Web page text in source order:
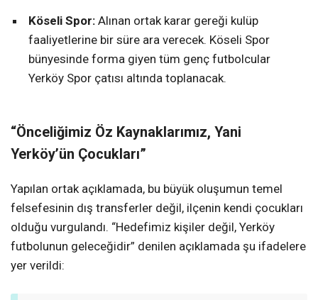
Köseli Spor: Alınan ortak karar gereği kulüp
faaliyetlerine bir süre ara verecek. Köseli Spor
bünyesinde forma giyen tüm genç futbolcular
Yerköy Spor çatısı altında toplanacak.
“Önceliğimiz Öz Kaynaklarımız, Yani
Yerköy’ün Çocukları”
Yapılan ortak açıklamada, bu büyük oluşumun temel
felsefesinin dış transferler değil, ilçenin kendi çocukları
olduğu vurgulandı. “Hedefimiz kişiler değil, Yerköy
futbolunun geleceğidir” denilen açıklamada şu ifadelere
yer verildi: